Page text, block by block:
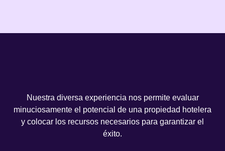
Nuestra diversa experiencia nos permite evaluar
minuciosamente el potencial de una propiedad hotelera
y colocar los recursos necesarios para garantizar el
éxito.